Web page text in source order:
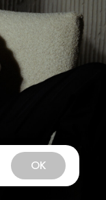
OK